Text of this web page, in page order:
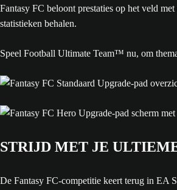
Fantasy FC beloont prestaties op het veld
statistieken behalen.
Speel Football Ultimate Team™ nu, om
STRIJD MET JE
De Fantasy FC-competitie keert terug in EA